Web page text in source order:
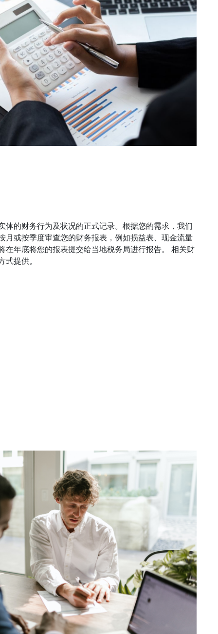
体的财务行为及状况的正式记录。根据您的需求，我们
月或按季度审查您的财务报表，例如损益表、现金流量
在年底将您的报表提交给当地税务局进行报告。 相关财
式提供。